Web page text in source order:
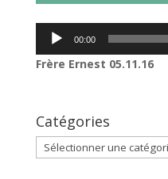
Lecteur
00:00
Frère Ernest 05.11.16
Catégories
Catégories